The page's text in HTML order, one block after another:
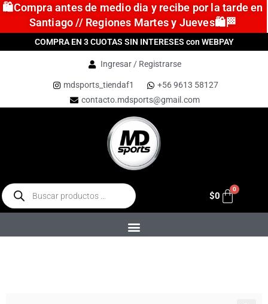
🛍️Compra antes de medio dia y recibe por la tarde en
Santiago // Regiones Martes y Jueves🛍️🏁
COMPRA EN 3 CUOTAS SIN INTERESES con WEBPAY
Ingresar / Registrarse
mdsports_tiendaf1
+56 9613 58127
contacto.mdsports@gmail.com
$0